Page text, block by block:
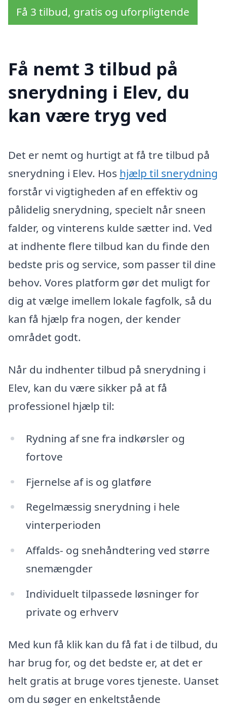
Få 3 tilbud, gratis og uforpligtende
Få nemt 3 tilbud på
snerydning i Elev, du
kan være tryg ved
Det er nemt og hurtigt at få tre tilbud på
snerydning i Elev. Hos hjælp til snerydning
forstår vi vigtigheden af en effektiv og
pålidelig snerydning, specielt når sneen
falder, og vinterens kulde sætter ind. Ved
at indhente flere tilbud kan du finde den
bedste pris og service, som passer til dine
behov. Vores platform gør det muligt for
dig at vælge imellem lokale fagfolk, så du
kan få hjælp fra nogen, der kender
området godt.
Når du indhenter tilbud på snerydning i
Elev, kan du være sikker på at få
professionel hjælp til:
Rydning af sne fra indkørsler og
fortove
Fjernelse af is og glatføre
Regelmæssig snerydning i hele
vinterperioden
Affalds- og snehåndtering ved større
snemængder
Individuelt tilpassede løsninger for
private og erhverv
Med kun få klik kan du få fat i de tilbud, du
har brug for, og det bedste er, at det er
helt gratis at bruge vores tjeneste. Uanset
om du søger en enkeltstående